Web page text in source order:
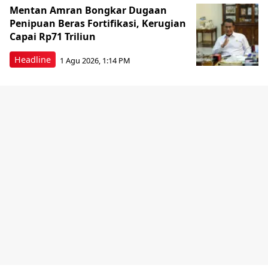
Headline
Mentan Amran Bongkar Dugaan
Penipuan Beras Fortifikasi, Kerugian
Capai Rp71 Triliun
1 Agu 2026, 1:14 PM